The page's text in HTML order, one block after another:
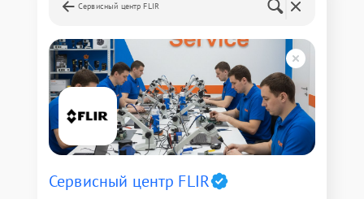
Сервисный центр FLIR
Сервисный центр FLIR